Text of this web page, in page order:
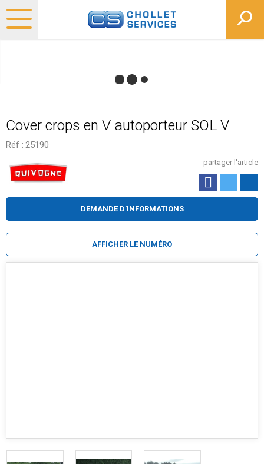
Cover crops en V autoporteur SOL V
Réf : 25190
partager l'article
DEMANDE D'INFORMATIONS
AFFICHER LE NUMÉRO